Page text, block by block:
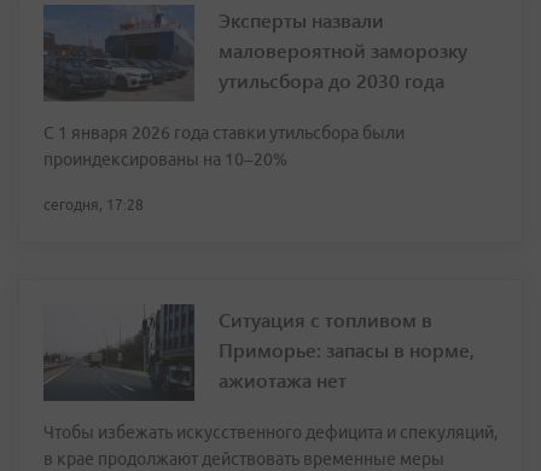
Эксперты назвали
маловероятной заморозку
утильсбора до 2030 года
С 1 января 2026 года ставки утильсбора были
проиндексированы на 10–20%
сегодня, 17:28
Ситуация с топливом в
Приморье: запасы в норме,
ажиотажа нет
Чтобы избежать искусственного дефицита и спекуляций,
в крае продолжают действовать временные меры